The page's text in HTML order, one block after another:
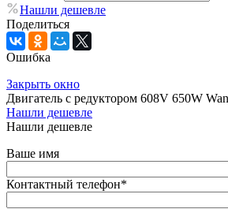
Нашли дешевле
Поделиться
Ошибка
Закрыть окно
Двигатель с редуктором 608V 650W
Нашли дешевле
Нашли дешевле
Ваше имя
Контактный телефон*